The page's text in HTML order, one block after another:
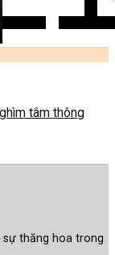
tâm thông
thăng hoa trong